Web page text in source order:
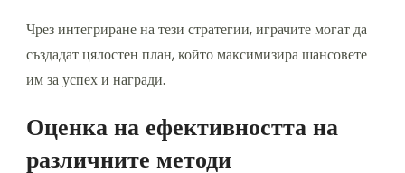
Чрез интегриране на тези стратегии, играчите могат да
създадат цялостен план, който максимизира шансовете
им за успех и награди.
Оценка на ефективността на
различните методи